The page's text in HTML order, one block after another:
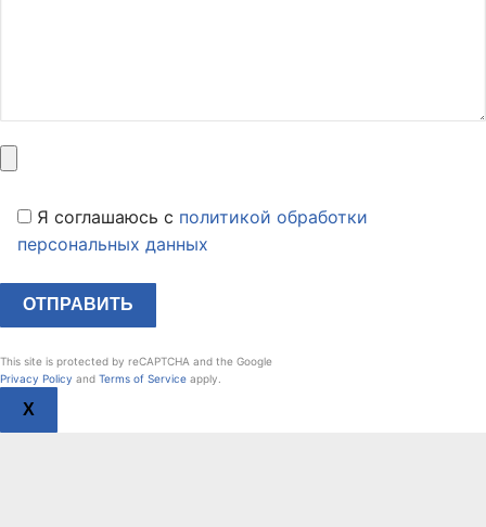
Я соглашаюсь c политикой обработки
персональных данных
This site is protected by reCAPTCHA and the Google
Privacy Policy and Terms of Service apply.
X